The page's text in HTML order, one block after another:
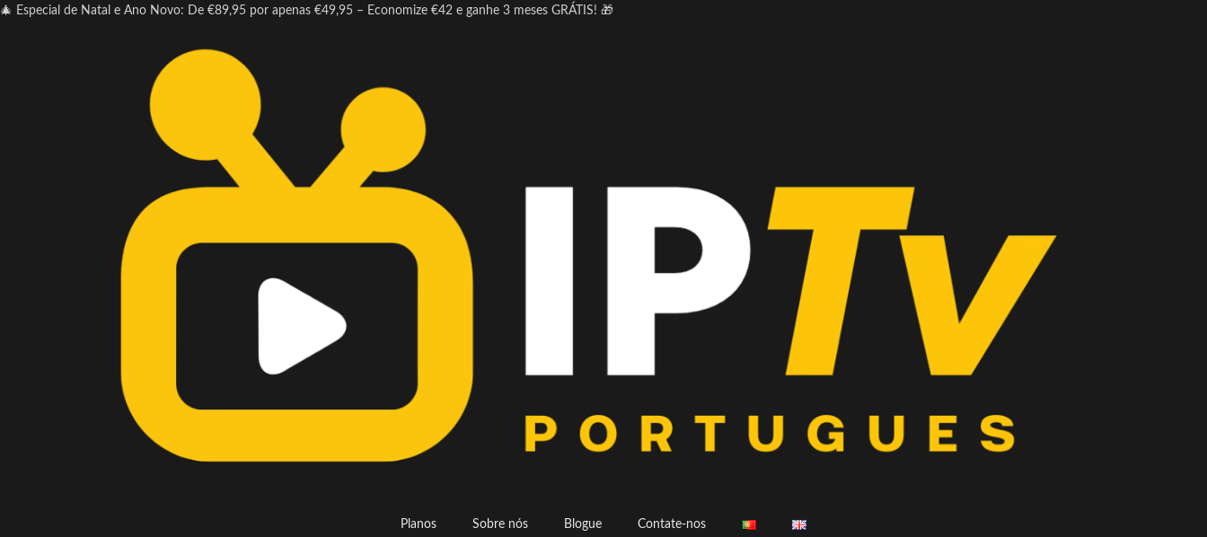
🎄 Especial de Natal e Ano Novo: De €89,95 por apenas €49,95 – Economize €42 e ganhe 3 meses GRÁTIS! 🎁
Planos Sobre nós Blogue Contate-nos